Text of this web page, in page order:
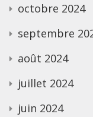
octobre 2024
septembre
août 2024
juillet 2024
juin 2024